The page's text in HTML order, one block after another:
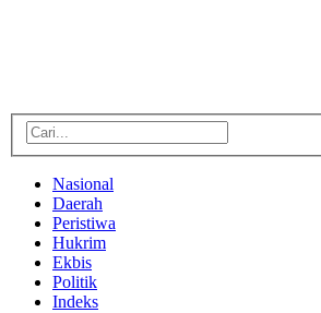
Nasional
Daerah
Peristiwa
Hukrim
Ekbis
Politik
Indeks